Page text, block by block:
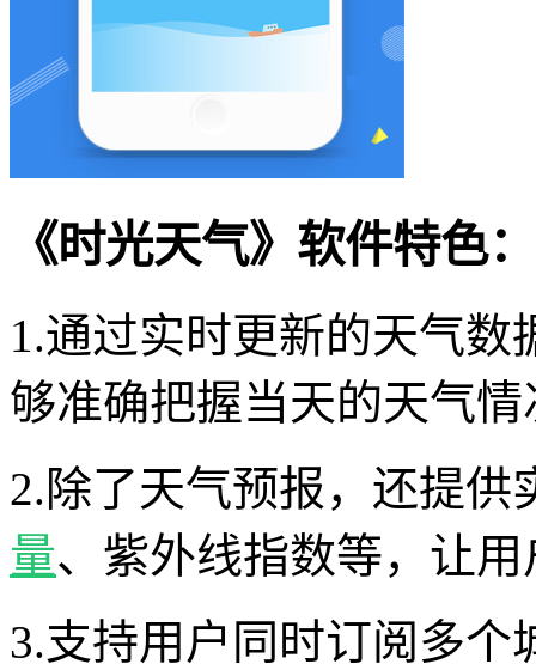
《时光天气》软件特色：
1.通过实时更新的天气
够准确把握当天的天气情
2.除了天气预报，还提供
量、紫外线指数等，让
3.支持用户同时订阅多